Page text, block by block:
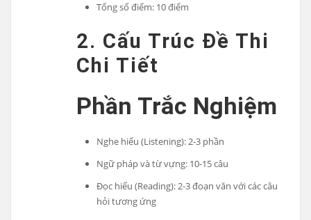
Tổng số điểm: 10 điểm
2. Cấu Trúc Đề Thi
Chi Tiết
Phần Trắc Nghiệm
Nghe hiểu (Listening): 2-3 phần
Ngữ pháp và từ vựng: 10-15 câu
Đọc hiểu (Reading): 2-3 đoạn văn với các câu
hỏi tương ứng